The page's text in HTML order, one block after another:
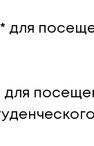
для
для